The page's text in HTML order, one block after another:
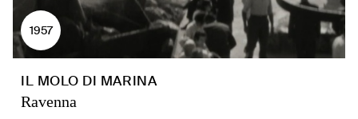
1957
IL MOLO DI MARINA
Ravenna